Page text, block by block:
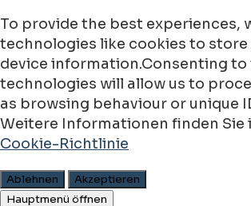
To provide the best experiences,
technologies like cookies to store
device information.Consenting to
technologies will allow us to
as browsing behaviour or unique
Weitere Informationen finden Sie
Cookie-Richtlinie
Ablehnen
Akzeptieren
Hauptmenü öffnen